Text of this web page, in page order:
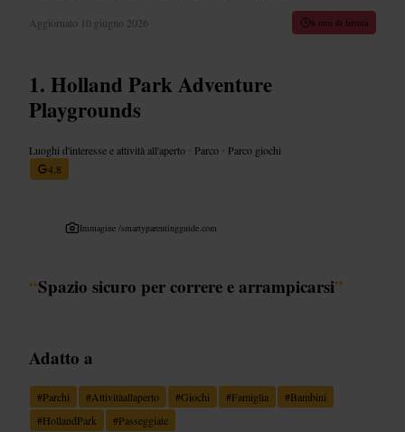
Aggiornato 10 giugno 2026 8 min di lettura
Holland Park Adventure
Playgrounds
Luoghi d'interesse e attività all'aperto • Parco • Parco giochi
4,8
Immagine /smartyparentingguide.com
“Spazio sicuro per correre e arrampicarsi”
Adatto a
#Parchi #Attivitàallaperto #Giochi #Famiglia #Bambini
#HollandPark #Passeggiate